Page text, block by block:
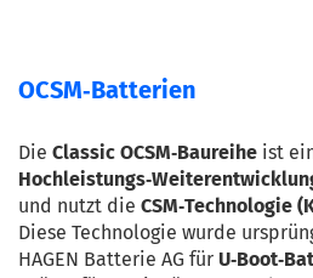
OCSM‑Batterien
Die Classic OCSM‑Baureihe
und nutzt die CSM‑Technologie
Diese Technologie wurde
HAGEN Batterie AG für